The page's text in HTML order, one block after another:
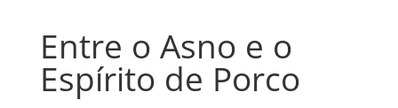
Entre o Asno e o
Espírito de Porco